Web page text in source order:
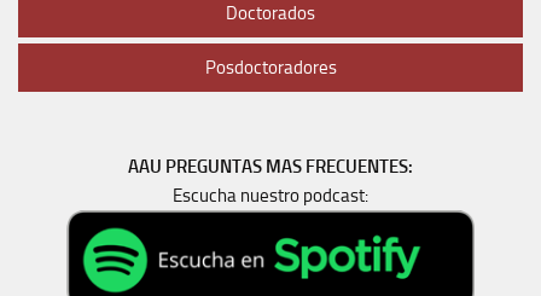
Doctorados
Posdoctoradores
AAU PREGUNTAS MAS FRECUENTES:
Escucha nuestro podcast: